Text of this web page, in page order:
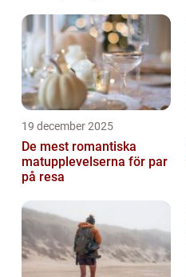
19 december 2025
De mest romantiska
matupplevelserna för par
på resa